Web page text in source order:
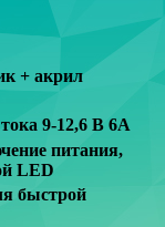
+ акрил
9-12,6 В 6A
питания,
LED
быстрой